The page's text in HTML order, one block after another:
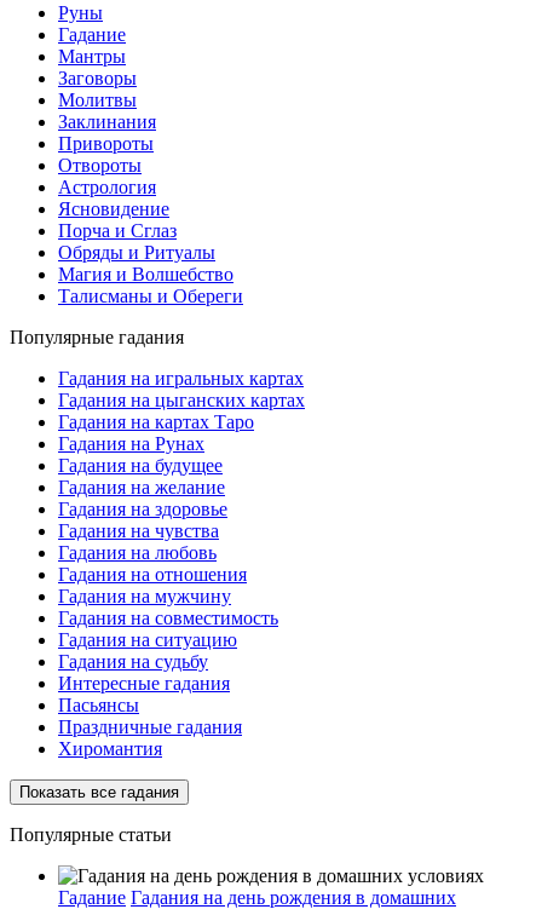
Руны
Гадание
Мантры
Заговоры
Молитвы
Заклинания
Привороты
Отвороты
Астрология
Ясновидение
Порча и Сглаз
Обряды и Ритуалы
Магия и Волшебство
Талисманы и Обереги
Популярные гадания
Гадания на игральных картах
Гадания на цыганских картах
Гадания на картах Таро
Гадания на Рунах
Гадания на будущее
Гадания на желание
Гадания на здоровье
Гадания на чувства
Гадания на любовь
Гадания на отношения
Гадания на мужчину
Гадания на совместимость
Гадания на ситуацию
Гадания на судьбу
Интересные гадания
Пасьянсы
Праздничные гадания
Хиромантия
Показать все гадания
Популярные статьи
Гадание Гадания на день рождения в домашних